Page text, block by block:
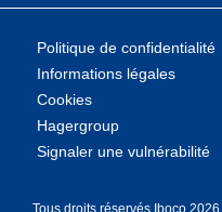
Politique de confidentialité
Informations légales
Cookies
Hagergroup
Signaler une vulnérabilité
Tous droits rése­rvés Iboco 2026